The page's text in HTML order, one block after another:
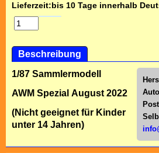
Lieferzeit:bis 10 Tage innerhalb
Beschreibung
1/87 Sammlermodell
AWM Spezial August 2022
(Nicht geeignet für Kinder
unter 14 Jahren)